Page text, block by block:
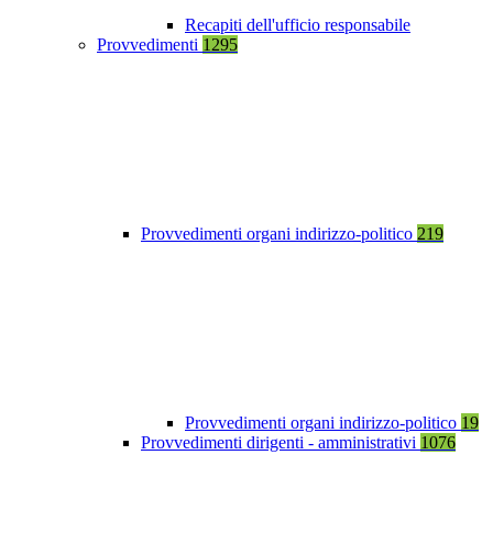
Recapiti dell'ufficio responsabile
Provvedimenti 1295
Provvedimenti organi indirizzo-politico 219
Provvedimenti organi indirizzo-politico 19
Provvedimenti dirigenti - amministrativi 1076